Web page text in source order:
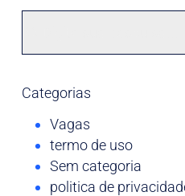
Categorias
Vagas
termo de uso
Sem categoria
politica de